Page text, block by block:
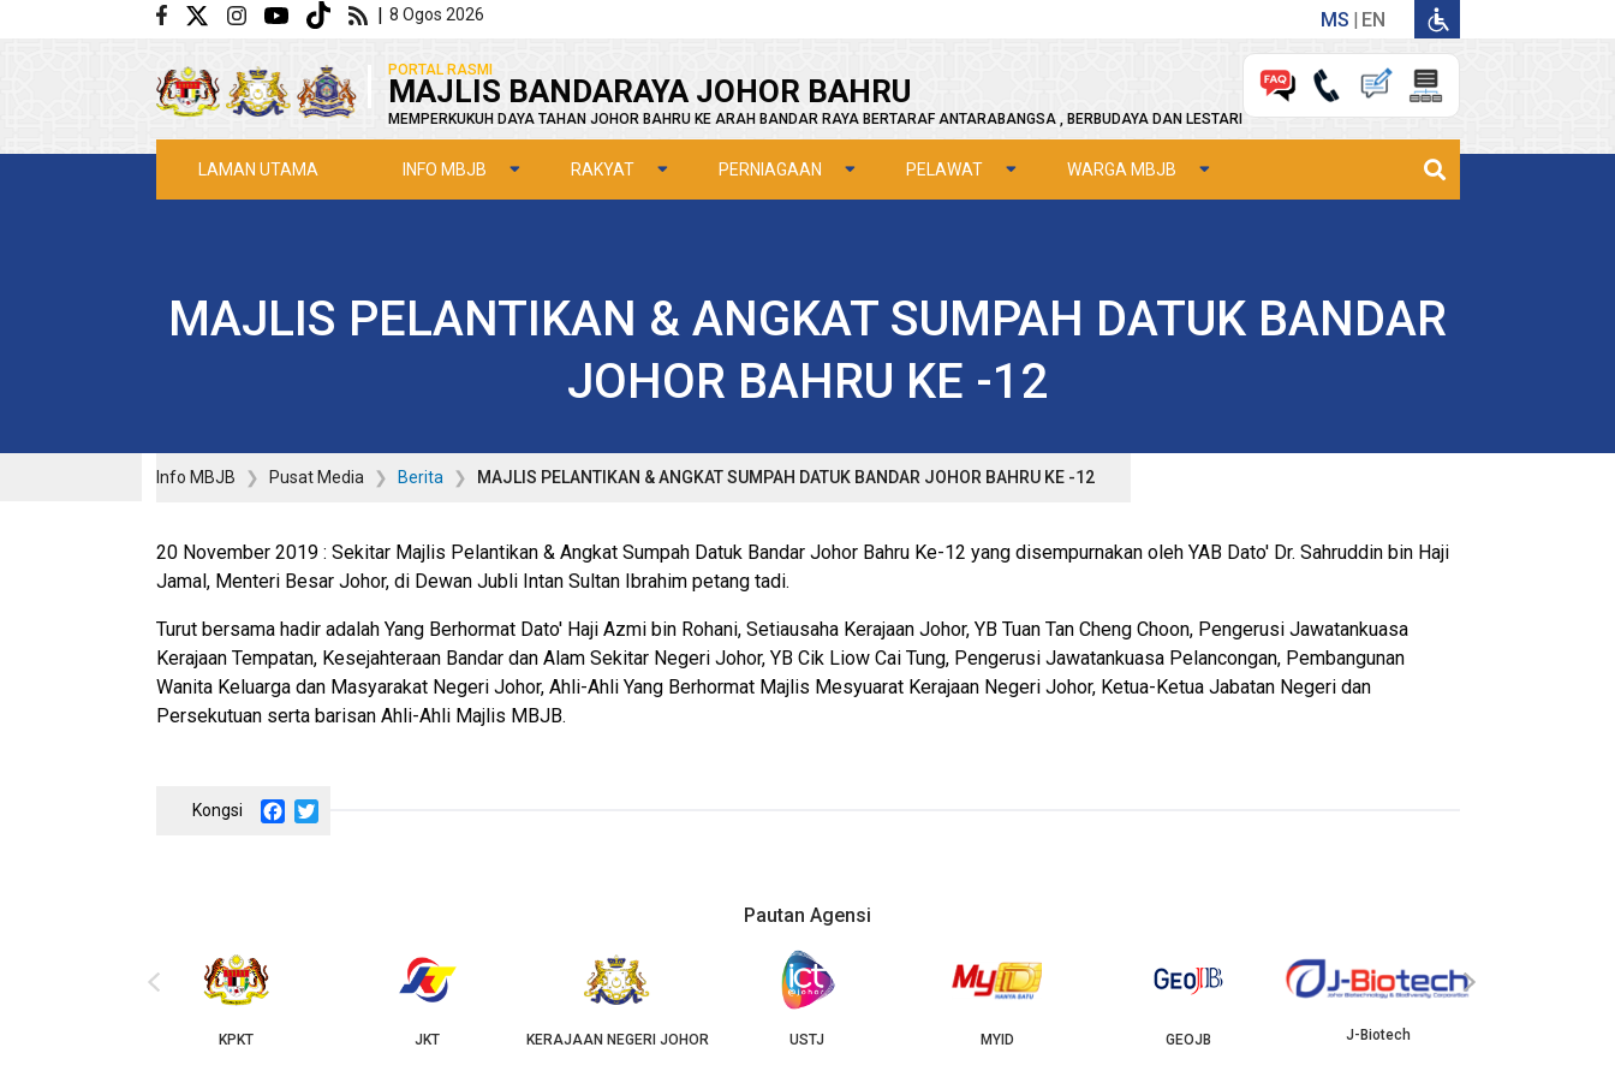
Langkau ke kandungan utama | 8 Ogos 2026 MS EN
PORTAL RASMI
MAJLIS BANDARAYA JOHOR BAHRU
MEMPERKUKUH DAYA TAHAN JOHOR BAHRU KE ARAH BANDAR RAYA BERTARAF ANTARABANGSA , BERBUDAYA DAN LESTARI
LAMAN UTAMA INFO MBJB RAKYAT PERNIAGAAN PELAWAT WARGA MBJB
MAJLIS PELANTIKAN & ANGKAT SUMPAH DATUK BANDAR
JOHOR BAHRU KE -12
Info MBJB Pusat Media Berita MAJLIS PELANTIKAN & ANGKAT SUMPAH DATUK BANDAR JOHOR BAHRU KE -12
20 November 2019 : Sekitar Majlis Pelantikan & Angkat Sumpah Datuk Bandar Johor Bahru Ke-12 yang disempurnakan oleh YAB Dato' Dr. Sahruddin bin Haji
Jamal, Menteri Besar Johor, di Dewan Jubli Intan Sultan Ibrahim petang tadi.
Turut bersama hadir adalah Yang Berhormat Dato' Haji Azmi bin Rohani, Setiausaha Kerajaan Johor, YB Tuan Tan Cheng Choon, Pengerusi Jawatankuasa
Kerajaan Tempatan, Kesejahteraan Bandar dan Alam Sekitar Negeri Johor, YB Cik Liow Cai Tung, Pengerusi Jawatankuasa Pelancongan, Pembangunan
Wanita Keluarga dan Masyarakat Negeri Johor, Ahli-Ahli Yang Berhormat Majlis Mesyuarat Kerajaan Negeri Johor, Ketua-Ketua Jabatan Negeri dan
Persekutuan serta barisan Ahli-Ahli Majlis MBJB.
Facebook
Twitter
Pautan Agensi
JKT KERAJAAN NEGERI JOHOR USTJ MYID GEOJB J-Biotech
YBJB
‹ ›